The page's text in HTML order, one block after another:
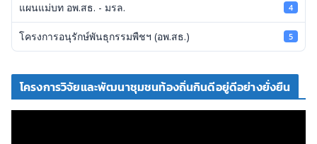
แผนแม่บท อพ.สธ. - มรล. 4
โครงการอนุรักษ์พันธุกรรมพืชฯ (อพ.สธ.) 5
โครงการวิจัยและพัฒนาชุมชนท้องถิ่นกินดีอยู่ดีอย่างยั่งยืน